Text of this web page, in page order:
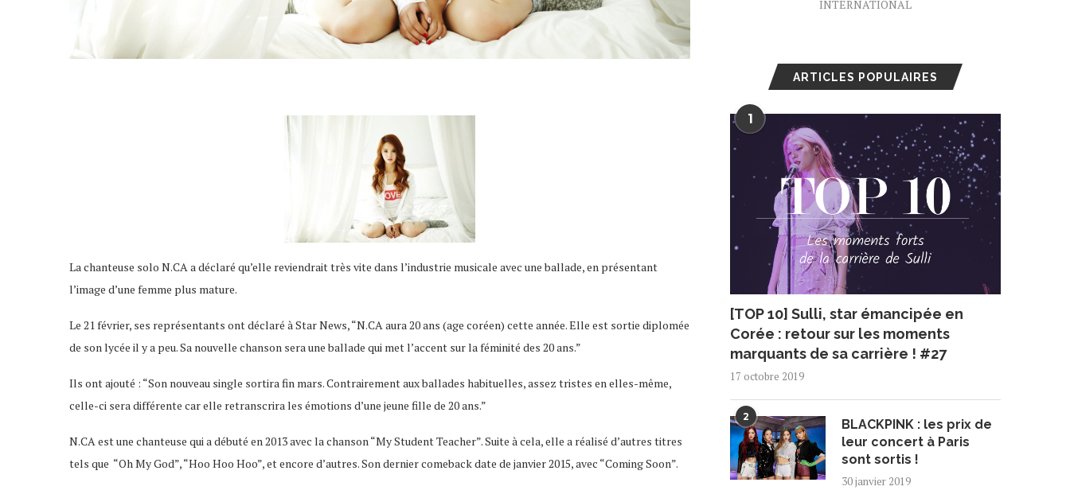
La chanteuse solo N.CA a déclaré qu’elle reviendrait très vite dans l’industrie musicale avec une ballade, en présentant
l’image d’une femme plus mature.
Le 21 février, ses représentants ont déclaré à Star News, “N.CA aura 20 ans (age coréen) cette année. Elle est sortie diplomée
de son lycée il y a peu. Sa nouvelle chanson sera une ballade qui met l’accent sur la féminité des 20 ans.”
Ils ont ajouté : “Son nouveau single sortira fin mars. Contrairement aux ballades habituelles, assez tristes en elles-même,
celle-ci sera différente car elle retranscrira les émotions d’une jeune fille de 20 ans.”
N.CA est une chanteuse qui a débuté en 2013 avec la chanson “My Student Teacher”. Suite à cela, elle a réalisé d’autres titres
tels que “Oh My God”, “Hoo Hoo Hoo”, et encore d’autres. Son dernier comeback date de janvier 2015, avec “Coming Soon”.
INTERNATIONAL
ARTICLES POPULAIRES
1
[TOP 10] Sulli, star émancipée en
Corée : retour sur les moments
marquants de sa carrière ! #27
17 octobre 2019
2
BLACKPINK : les prix de
leur concert à Paris
sont sortis !
30 janvier 2019